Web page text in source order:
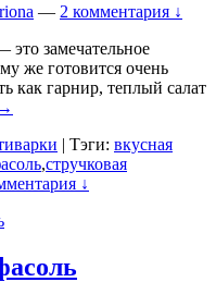
— 2 комментария ↓
это замечательное
же готовится очень
как гарнир, теплый салат
| Тэги: вкусная
,стручковая
↓